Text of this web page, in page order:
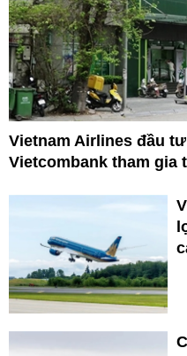
Vietnam Airlines đầu
Vietcombank tham gia